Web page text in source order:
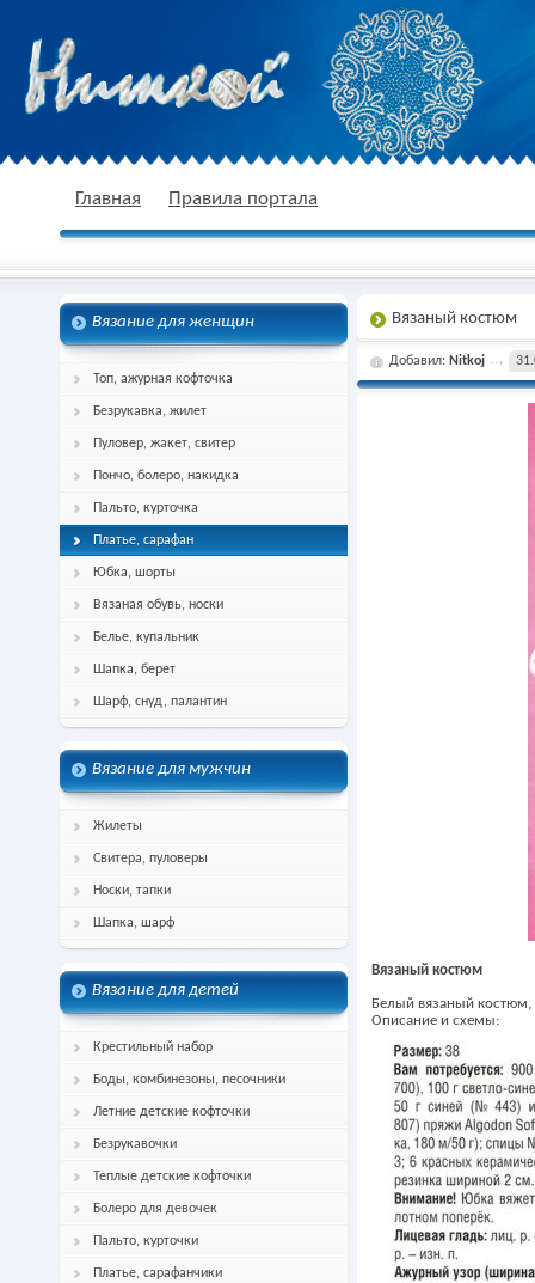
спицами, схема и описание
Главная Правила портала
Вязание для женщин
Топ, ажурная кофточка
Безрукавка, жилет
Пуловер, жакет, свитер
Пончо, болеро, накидка
Пальто, курточка
Платье, сарафан
Юбка, шорты
Вязаная обувь, носки
Белье, купальник
Шапка, берет
Шарф, снуд, палантин
Вязание для мужчин
Жилеты
Свитера, пуловеры
Носки, тапки
Шапка, шарф
Вязание для детей
Крестильный набор
Боды, комбинезоны, песочники
Летние детские кофточки
Безрукавочки
Теплые детские кофточки
Болеро для девочек
Пальто, курточки
Платье, сарафанчики
Вязаный костюм
Добавил: Nitkoj
Вязаный костюм
Белый вязаный
Описание и схемы: